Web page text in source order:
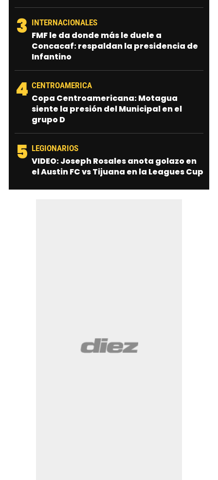
3 INTERNACIONALES
FMF le da donde más le duele a
Concacaf: respaldan la presidencia de
Infantino
4 CENTROAMERICA
Copa Centroamericana: Motagua
siente la presión del Municipal en el
grupo D
5 LEGIONARIOS
VIDEO: Joseph Rosales anota golazo en
el Austin FC vs Tijuana en la Leagues Cup